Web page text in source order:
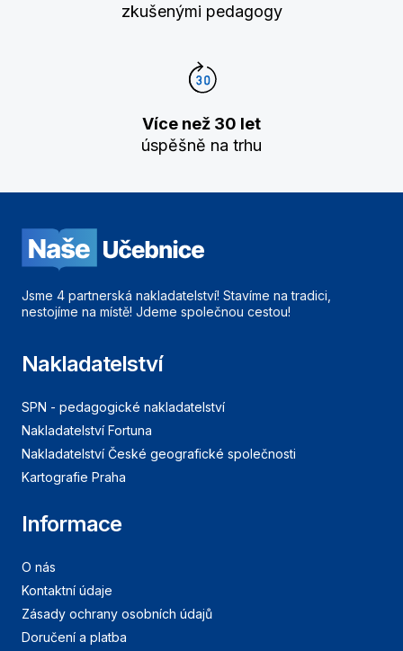
zkušenými pedagogy
Více než 30 let
úspěšně na trhu
Jsme 4 partnerská nakladatelství! Stavíme na tradici,
nestojíme na místě! Jdeme společnou cestou!
Nakladatelství
SPN - pedagogické nakladatelství
Nakladatelství Fortuna
Nakladatelství České geografické společnosti
Kartografie Praha
Informace
O nás
Kontaktní údaje
Zásady ochrany osobních údajů
Doručení a platba